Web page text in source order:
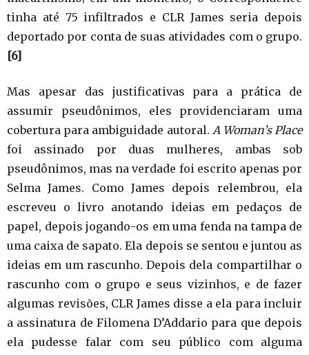
tinha até 75 infiltrados e CLR James seria depois
deportado por conta de suas atividades com o grupo.
[6]
Mas apesar das justificativas para a prática de
assumir pseudônimos, eles providenciaram uma
cobertura para ambiguidade autoral. A Woman’s Place
foi assinado por duas mulheres, ambas sob
pseudônimos, mas na verdade foi escrito apenas por
Selma James. Como James depois relembrou, ela
escreveu o livro anotando ideias em pedaços de
papel, depois jogando-os em uma fenda na tampa de
uma caixa de sapato. Ela depois se sentou e juntou as
ideias em um rascunho. Depois dela compartilhar o
rascunho com o grupo e seus vizinhos, e de fazer
algumas revisões, CLR James disse a ela para incluir
a assinatura de Filomena D’Addario para que depois
ela pudesse falar com seu público com alguma